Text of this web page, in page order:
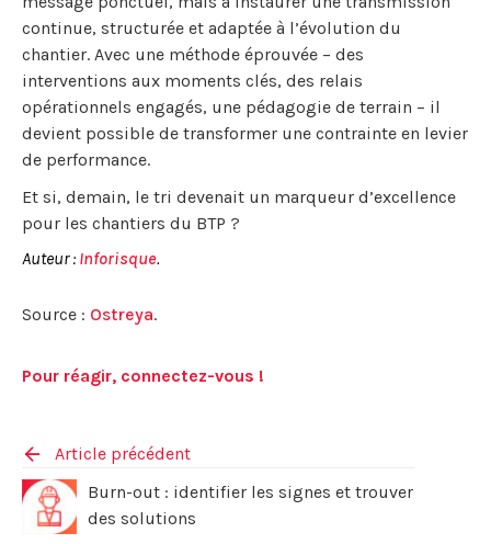
continue, structurée et adaptée à l’évolution du
chantier. Avec une méthode éprouvée – des
interventions aux moments clés, des relais
opérationnels engagés, une pédagogie de terrain – il
devient possible de transformer une contrainte en levier
de performance.
Et si, demain, le tri devenait un marqueur d’excellence
pour les chantiers du BTP ?
Auteur : Inforisque.
Source : Ostreya.
Pour réagir, connectez-vous !
Article précédent
Burn-out : identifier les signes et trouver
des solutions